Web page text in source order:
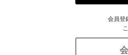
会員登